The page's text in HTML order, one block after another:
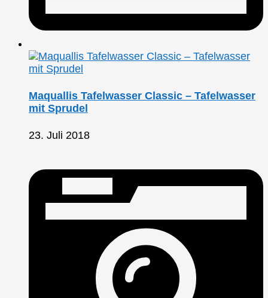
Maquallis Tafelwasser Classic – Tafelwasser
mit Sprudel
23. Juli 2018